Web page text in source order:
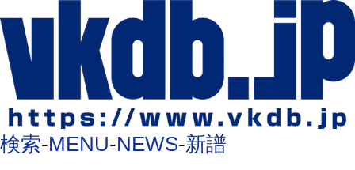
検索-MENU-NEWS-新譜